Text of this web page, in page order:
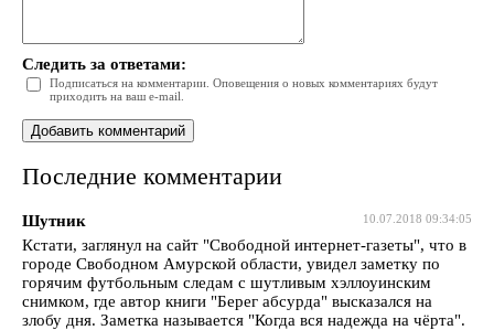
Следить за ответами:
Подписаться на комментарии. Оповещения о новых комментариях будут
приходить на ваш e-mail.
Последние комментарии
10.07.2018 09:34:05
Шутник
Кстати, заглянул на сайт "Свободной интернет-газеты", что в
городе Свободном Амурской области, увидел заметку по
горячим футбольным следам с шутливым хэллоуинским
снимком, где автор книги "Берег абсурда" высказался на
злобу дня. Заметка называется "Когда вся надежда на чёрта".